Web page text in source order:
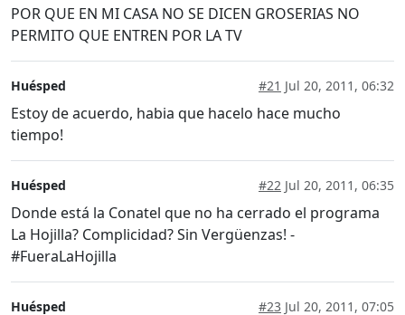
POR QUE EN MI CASA NO SE DICEN GROSERIAS NO
PERMITO QUE ENTREN POR LA TV
Huésped #21 Jul 20, 2011, 06:32
Estoy de acuerdo, habia que hacelo hace mucho
tiempo!
Huésped #22 Jul 20, 2011, 06:35
Donde está la Conatel que no ha cerrado el programa
La Hojilla? Complicidad? Sin Vergüenzas! -
#FueraLaHojilla
Huésped #23 Jul 20, 2011, 07:05